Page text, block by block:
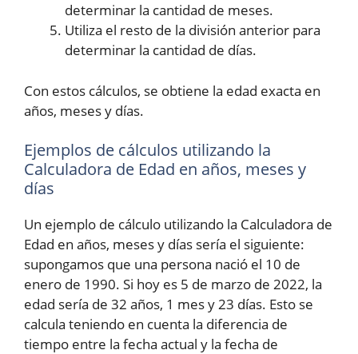
determinar la cantidad de meses.
Utiliza el resto de la división anterior para
determinar la cantidad de días.
Con estos cálculos, se obtiene la edad exacta en
años, meses y días.
Ejemplos de cálculos utilizando la
Calculadora de Edad en años, meses y
días
Un ejemplo de cálculo utilizando la Calculadora de
Edad en años, meses y días sería el siguiente:
supongamos que una persona nació el 10 de
enero de 1990. Si hoy es 5 de marzo de 2022, la
edad sería de 32 años, 1 mes y 23 días. Esto se
calcula teniendo en cuenta la diferencia de
tiempo entre la fecha actual y la fecha de